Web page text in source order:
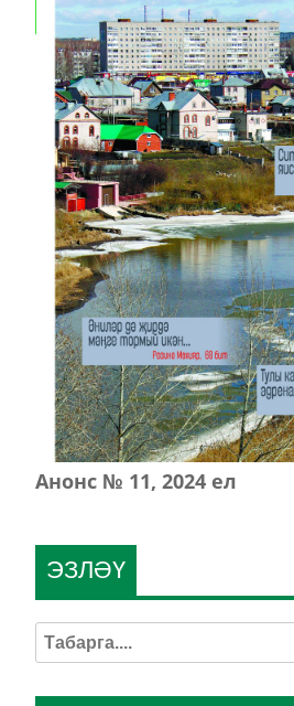
Анонс № 11, 2024 ел
ЭЗЛӘҮ